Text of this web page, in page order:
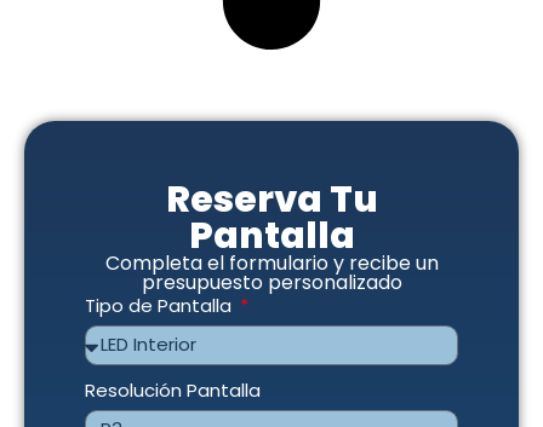
Reserva Tu
Pantalla
Completa el formulario y recibe un
presupuesto personalizado
Tipo de Pantalla
Resolución Pantalla